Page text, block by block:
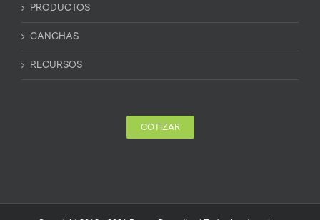
PRODUCTOS
CANCHAS
RECURSOS
COTIZAR